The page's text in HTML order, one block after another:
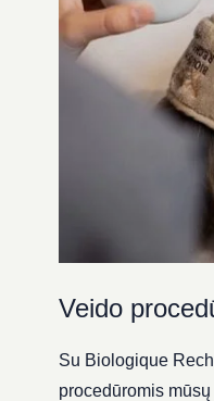
Veido
Su Biologique
procedūromis